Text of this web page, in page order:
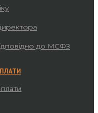
до МСФЗ